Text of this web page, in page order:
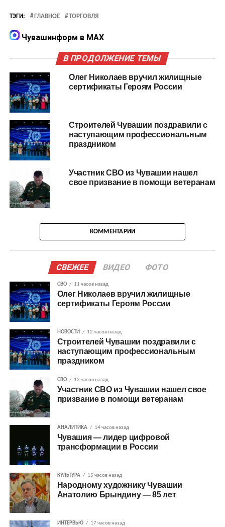
ТЭГИ: ГЛАВНОЕ ТОРГОВЛЯ
Чувашинформ в MAX
В ПРОДОЛЖЕНИЕ ТЕМЫ
Олег Николаев вручил жилищные
сертификаты Героям России
Строителей Чувашии поздравили с
наступающим профессиональным
праздником
Участник СВО из Чувашии нашел
свое призвание в помощи ветеранам
КОММЕНТАРИИ
СВЕЖЕЕ ВИДЕО ФОТО
СВО 11 часов назад
Олег Николаев вручил жилищные
сертификаты Героям России
НОВОСТИ 12 часов назад
Строителей Чувашии поздравили с
наступающим профессиональным
праздником
СВО 12 часов назад
Участник СВО из Чувашии нашел свое
призвание в помощи ветеранам
АНАЛИТИКА 14 часов назад
Чувашия — лидер цифровой
трансформации в России
КУЛЬТУРА 15 часов назад
Народному художнику Чувашии
Анатолию Брындину — 85 лет
ИНТЕРВЬЮ 17 часов назад